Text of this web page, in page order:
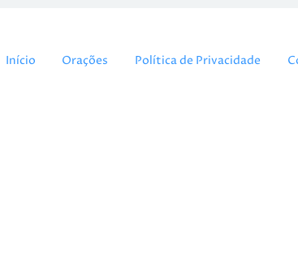
Pular para o conteúdo
Início Orações Política de Privacidade